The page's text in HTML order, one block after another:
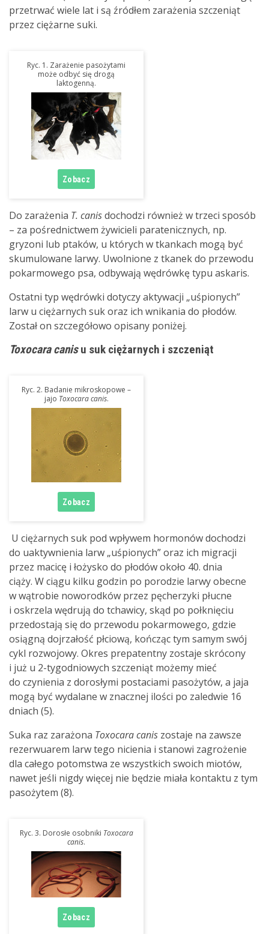
przetrwać wiele lat i są źródłem zarażenia szczeniąt
przez ciężarne suki.
Ryc. 1. Zarażenie pasożytami
może odbyć się drogą
laktogenną.
Do zarażenia T. canisdochodzi również w trzeci sposób
– za pośrednictwem żywicieli paratenicznych, np.
gryzoni lub ptaków, u których w tkankach mogą być
skumulowane larwy. Uwolnione z tkanek do przewodu
pokarmowego psa, odbywają wędrówkę typu askaris.
Ostatni typ wędrówki dotyczy aktywacji „uśpionych”
larw u ciężarnych suk oraz ich wnikania do płodów.
Został on szczegółowo opisany poniżej.
Toxocara canisu suk ciężarnych i szczeniąt
Ryc. 2. Badanie mikroskopowe –
jajo Toxocara canis.
U ciężarnych suk pod wpływem hormonów dochodzi
do uaktywnienia larw „uśpionych” oraz ich migracji
przez macicę i łożysko do płodów około 40. dnia
ciąży. W ciągu kilku godzin po porodzie larwy obecne
w wątrobie noworodków przez pęcherzyki płucne
i oskrzela wędrują do tchawicy, skąd po połknięciu
przedostają się do przewodu pokarmowego, gdzie
osiągną dojrzałość płciową, kończąc tym samym swój
cykl rozwojowy. Okres prepatentny zostaje skrócony
i już u 2-tygodniowych szczeniąt możemy mieć
do czynienia z dorosłymi postaciami pasożytów, a jaja
mogą być wydalane w znacznej ilości po zaledwie 16
dniach (5).
Suka raz zarażona Toxocara canis zostaje na zawsze
rezerwuarem larw tego nicienia i stanowi zagrożenie
dla całego potomstwa ze wszystkich swoich miotów,
nawet jeśli nigdy więcej nie będzie miała kontaktu z tym
pasożytem (8).
Ryc. 3. Dorosłe osobniki Toxocara
canis.